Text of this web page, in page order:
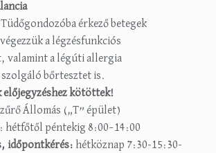
érkező betegek
a légzésfunkciós
valamint a légúti allergia
bőrtesztet is.
előjegyzéshez kötöttek!
Állomás („T” épület)
hétfőtől péntekig 8:00–14:00
időpontkérés: hétköznap 7:30-15:30-